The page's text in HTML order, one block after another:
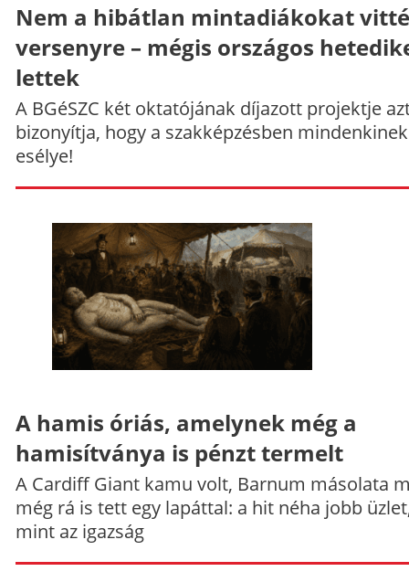
Nem a hibátlan mintadiákokat
versenyre – mégis országos
lettek
A BGéSZC két oktatójának díjazott projektje
bizonyítja, hogy a szakképzésben
esélye!
A hamis óriás, amelynek még a
hamisítványa is pénzt termelt
A Cardiff Giant kamu volt, Barnum másolata
még rá is tett egy lapáttal: a hit néha jobb
mint az igazság